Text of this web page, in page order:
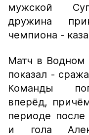
мужской
дружина
чемпиона -
Матч в Водном
показал -
Команды
вперёд,
периоде после
и гола